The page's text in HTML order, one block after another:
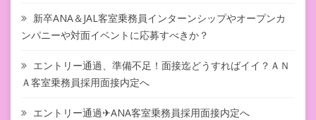
新卒ANA＆JAL客室乗務員インターンシップやオープンカ
ンパニーや対面イベントに応募すべきか？
エントリー通過、準備不足！面接迄どうすればイイ？ＡＮ
Ａ客室乗務員採用面接内定へ
エントリー通過✈ANA客室乗務員採用面接内定へ